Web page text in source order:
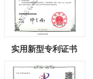
实用新型专利证书